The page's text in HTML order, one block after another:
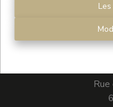
L’agence Century 21